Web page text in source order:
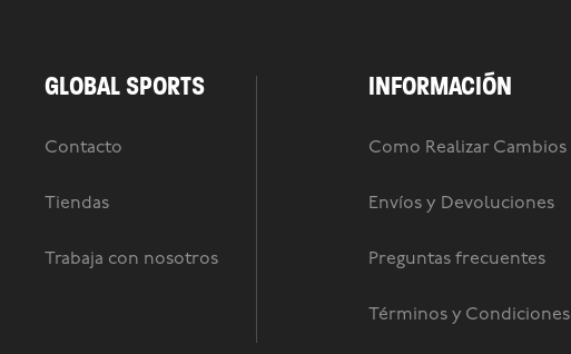
GLOBAL SPORTS
Contacto
Tiendas
Trabaja con nosotros
INFORMACIÓN
Como Realizar Cambios
Envíos y Devoluciones
Preguntas frecuentes
Términos y Condiciones